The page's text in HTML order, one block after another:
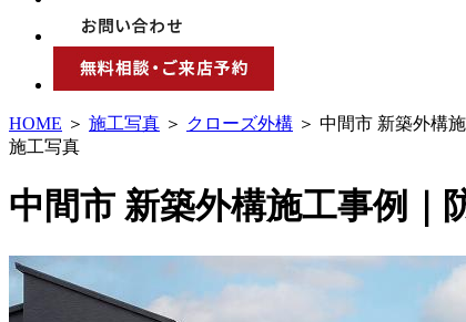
HOME ＞ 施工写真 ＞ クローズ外構 ＞ 中間市 新築外構
施工写真
中間市 新築外構施工事例｜